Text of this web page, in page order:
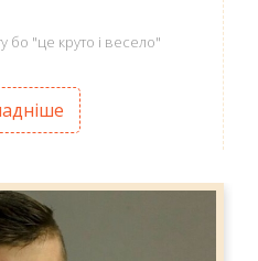
бо "це круто і весело"